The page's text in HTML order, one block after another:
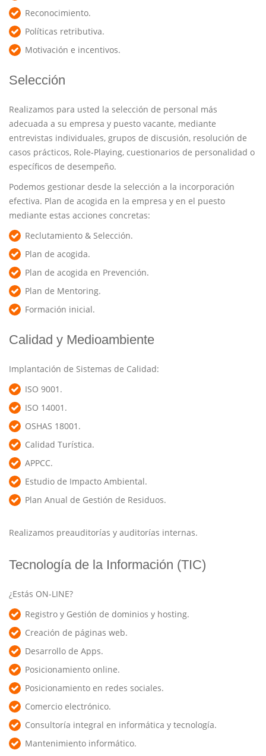
Reconocimiento.
Políticas retributiva.
Motivación e incentivos.
Selección
Realizamos para usted la selección de personal más
adecuada a su empresa y puesto vacante, mediante
entrevistas individuales, grupos de discusión, resolución de
casos prácticos, Role-Playing, cuestionarios de personalidad o
específicos de desempeño.
Podemos gestionar desde la selección a la incorporación
efectiva. Plan de acogida en la empresa y en el puesto
mediante estas acciones concretas:
Reclutamiento & Selección.
Plan de acogida.
Plan de acogida en Prevención.
Plan de Mentoring.
Formación inicial.
Calidad y Medioambiente
Implantación de Sistemas de Calidad:
ISO 9001.
ISO 14001.
OSHAS 18001.
Calidad Turística.
APPCC.
Estudio de Impacto Ambiental.
Plan Anual de Gestión de Residuos.
Realizamos preauditorías y auditorías internas.
Tecnología de la Información (TIC)
¿Estás ON-LINE?
Registro y Gestión de dominios y hosting.
Creación de páginas web.
Desarrollo de Apps.
Posicionamiento online.
Posicionamiento en redes sociales.
Comercio electrónico.
Consultoría integral en informática y tecnología.
Mantenimiento informático.